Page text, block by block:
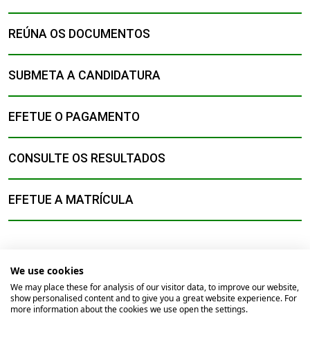
REÚNA OS DOCUMENTOS
SUBMETA A CANDIDATURA
EFETUE O PAGAMENTO
CONSULTE OS RESULTADOS
EFETUE A MATRÍCULA
© 2026Universidade Católica Portuguesa
We use cookies
We may place these for analysis of our visitor data, to improve our website,
show personalised content and to give you a great website experience. For
more information about the cookies we use open the settings.